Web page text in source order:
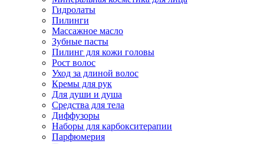
Гидролаты
Пилинги
Массажное масло
Зубные пасты
Пилинг для кожи головы
Рост волос
Уход за длиной волос
Кремы для рук
Для души и душа
Средства для тела
Диффузоры
Наборы для карбокситерапии
Парфюмерия